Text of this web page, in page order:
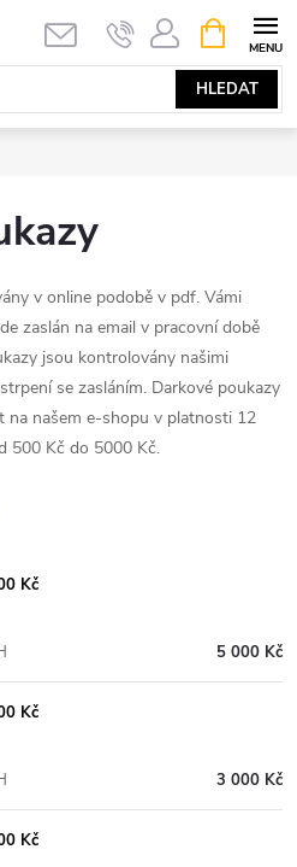
HLEDAT
NÁKUPNÍ
KOŠÍK
v online podobě v pdf. Vámi
zaslán na email v pracovní době
jsou kontrolovány našimi
se zasláním. Darkové poukazy
na našem e-shopu v platnosti 12
500 Kč do 5000 Kč.
Kč
5 000 Kč
Kč
3 000 Kč
Kč